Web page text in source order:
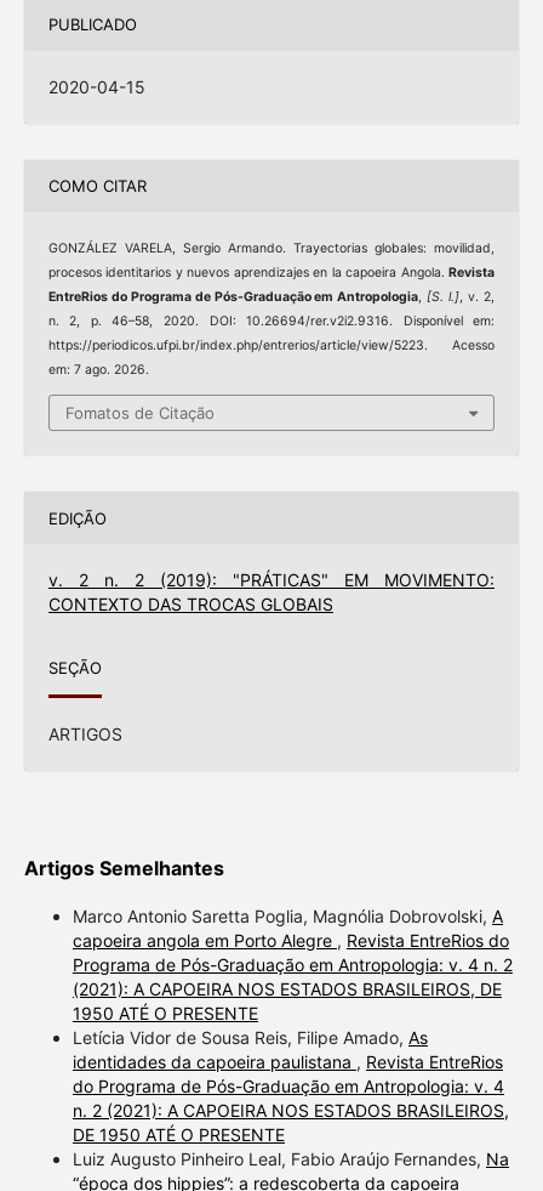
PUBLICADO
2020-04-15
COMO CITAR
GONZÁLEZ VARELA, Sergio Armando. Trayectorias globales: movilidad,
procesos identitarios y nuevos aprendizajes en la capoeira Angola.Revista
EntreRios do Programa de Pós-Graduação em Antropologia,[S. l.], v. 2,
n. 2, p. 46–58, 2020. DOI: 10.26694/rer.v2i2.9316. Disponível em:
https://periodicos.ufpi.br/index.php/entrerios/article/view/5223. Acesso
em: 7 ago. 2026.
Fomatos de Citação
EDIÇÃO
v. 2 n. 2 (2019): "PRÁTICAS" EM MOVIMENTO:
CONTEXTO DAS TROCAS GLOBAIS
SEÇÃO
ARTIGOS
Artigos Semelhantes
Marco Antonio Saretta Poglia, Magnólia Dobrovolski, A
capoeira angola em Porto Alegre , Revista EntreRios do
Programa de Pós-Graduação em Antropologia: v. 4 n. 2
(2021): A CAPOEIRA NOS ESTADOS BRASILEIROS, DE
1950 ATÉ O PRESENTE
Letícia Vidor de Sousa Reis, Filipe Amado, As
identidades da capoeira paulistana , Revista EntreRios
do Programa de Pós-Graduação em Antropologia: v. 4
n. 2 (2021): A CAPOEIRA NOS ESTADOS BRASILEIROS,
DE 1950 ATÉ O PRESENTE
Luiz Augusto Pinheiro Leal, Fabio Araújo Fernandes, Na
“época dos hippies”: a redescoberta da capoeira